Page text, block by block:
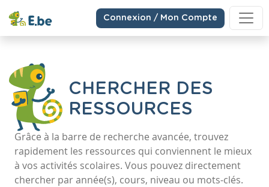
Connexion / Mon Compte
CHERCHER DES
RESSOURCES
Grâce à la barre de recherche avancée, trouvez
rapidement les ressources qui conviennent le mieux
à vos activités scolaires. Vous pouvez directement
chercher par année(s), cours, niveau ou mots-clés.